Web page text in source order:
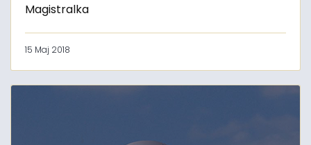
Magistralka
15 Maj 2018